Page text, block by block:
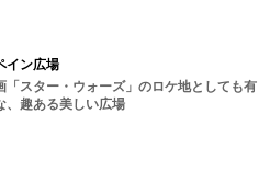
イン広場
「スター・ウォーズ」のロケ地としても有
、趣ある美しい広場